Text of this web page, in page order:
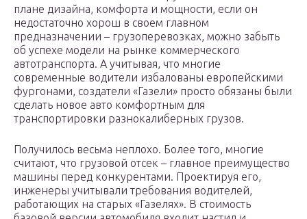
плане дизайна, комфорта и мощности, если он
недостаточно хорош в своем главном
предназначении – грузоперевозках, можно забыть
об успехе модели на рынке коммерческого
автотранспорта. А учитывая, что многие
современные водители избалованы европейскими
фургонами, создатели «Газели» просто обязаны были
сделать новое авто комфортным для
транспортировки разнокалиберных грузов.
Получилось весьма неплохо. Более того, многие
считают, что грузовой отсек – главное преимущество
машины перед конкурентами. Проектируя его,
инженеры учитывали требования водителей,
работающих на старых «Газелях». В стоимость